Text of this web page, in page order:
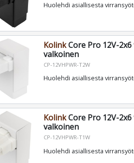
Huolehdi asiallisesta
KolinkCore Pro 12V-
valkoinen
CP-12VHPWR-T2W
Huolehdi asiallisesta
KolinkCore Pro 12V-
valkoinen
CP-12VHPWR-T1W
Huolehdi asiallisesta